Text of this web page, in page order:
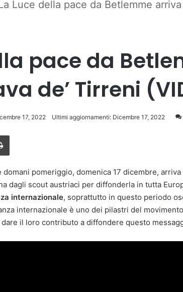
Luce della pace da Betlemme arriva
pace da
de’ Tirreni
17, 2022 Ultimi aggiornamenti: Dicembre 17, 2022
Stampa
pomeriggio, domenica 17 dicembre, arriva
dagli scout austriaci per diffonderla in tutta
internazionale, soprattutto in questo periodo
internazionale è uno dei pilastri del
il loro contributo a diffondere questo